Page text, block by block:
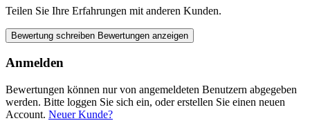
Teilen Sie Ihre Erfahrungen mit anderen Kunden.
Bewertung schreiben Bewertungen anzeigen
Anmelden
Bewertungen können nur von angemeldeten Benutzern abgegeben
werden. Bitte loggen Sie sich ein, oder erstellen Sie einen neuen
Account. Neuer Kunde?